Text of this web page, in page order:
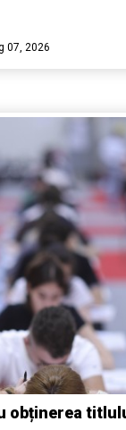
07, 2026
obținerea